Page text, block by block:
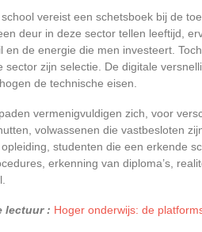
vereist een schetsboek bij de
deur in deze sector tellen leeftijd,
en de energie die men investeert.
sector zijn selectie. De digitale
de technische eisen.
vermenigvuldigen zich, voor
volwassenen die vastbesloten
studenten die een erkende
erkenning van diploma’s,
lectuur : Hoger onderwijs: de